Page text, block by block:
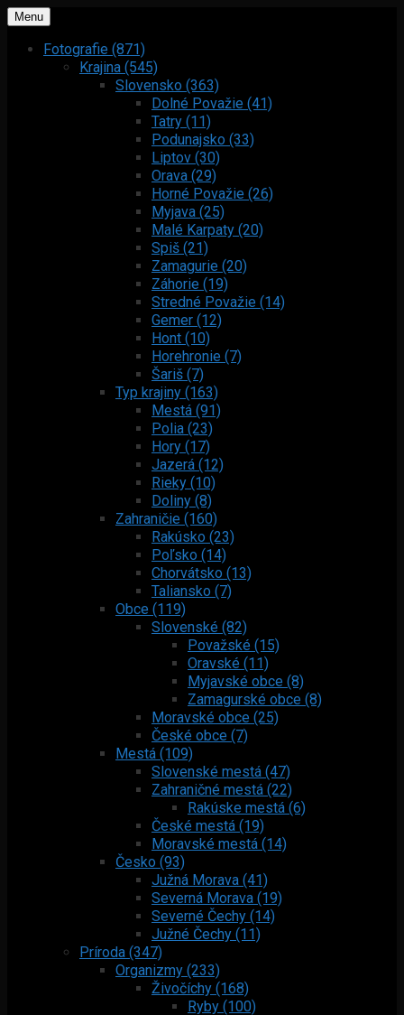
Menu
Fotografie (871)
Krajina (545)
Slovensko (363)
Dolné Považie (41)
Tatry (11)
Podunajsko (33)
Liptov (30)
Orava (29)
Horné Považie (26)
Myjava (25)
Malé Karpaty (20)
Spiš (21)
Zamagurie (20)
Záhorie (19)
Stredné Považie (14)
Gemer (12)
Hont (10)
Horehronie (7)
Šariš (7)
Typ krajiny (163)
Mestá (91)
Polia (23)
Hory (17)
Jazerá (12)
Rieky (10)
Doliny (8)
Zahraničie (160)
Rakúsko (23)
Poľsko (14)
Chorvátsko (13)
Taliansko (7)
Obce (119)
Slovenské (82)
Považské (15)
Oravské (11)
Myjavské obce (8)
Zamagurské obce (8)
Moravské obce (25)
České obce (7)
Mestá (109)
Slovenské mestá (47)
Zahraničné mestá (22)
Rakúske mestá (6)
České mestá (19)
Moravské mestá (14)
Česko (93)
Južná Morava (41)
Severná Morava (19)
Severné Čechy (14)
Južné Čechy (11)
Príroda (347)
Organizmy (233)
Živočíchy (168)
Ryby (100)